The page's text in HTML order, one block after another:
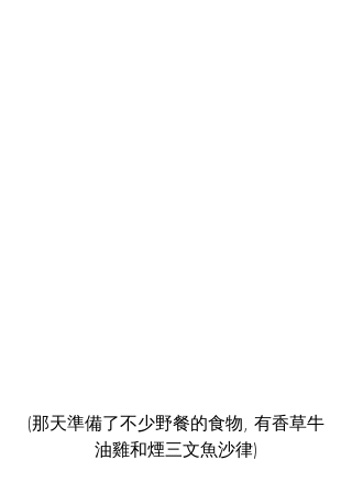
(那天準備了不少野餐的食物, 有香草牛
油雞和煙三文魚沙律)